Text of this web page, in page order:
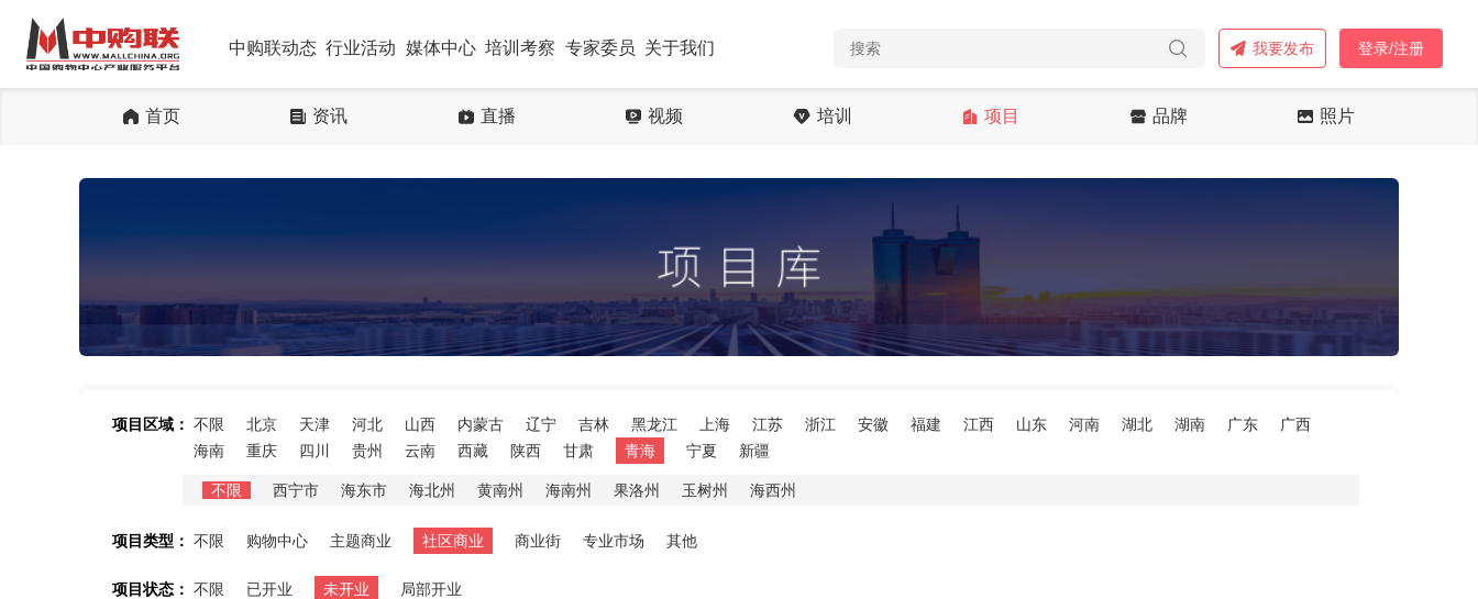
中购联动态 行业活动 媒体中心 培训考察 专家委员 关于我们 我要发布 登录/注册
首页 资讯 直播 视频 培训 项目 品牌 照片
项目区域： 不限 北京 天津 河北 山西 内蒙古 辽宁 吉林 黑龙江 上海 江苏 浙江 安徽 福建 江西 山东 河南 湖北 湖南 广东
广西
海南
重庆 四川 贵州 云南 西藏 陕西 甘肃 青海 宁夏 新疆
不限 西宁市 海东市 海北州 黄南州 海南州 果洛州 玉树州 海西州
项目类型： 不限 购物中心 主题商业 社区商业 商业街 专业市场 其他
项目状态： 不限 已开业 未开业 局部开业